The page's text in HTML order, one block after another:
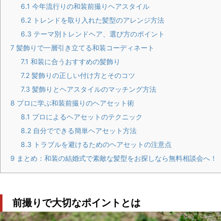
6.1 今年流行りの和装前撮りヘアスタイル
6.2 トレンドを取り入れた髪型のアレンジ方法
6.3 テーマ別トレンドヘア、選び方のポイント
7 髪飾りで一層引き立てる和装コーディネート
7.1 和装に合うおすすめの髪飾り
7.2 髪飾りの正しい付け方とそのコツ
7.3 髪飾りとヘアスタイルのマッチング方法
8 プロに学ぶ和装前撮りのヘアセット術
8.1 プロによるヘアセットのテクニック
8.2 自分でできる簡単ヘアセット方法
8.3 トラブルを避けるためのヘアセットの注意点
9 まとめ：和装の結婚式で素敵な髪型をお探しなら無料相談会へ！
前撮りで大切なポイントとは